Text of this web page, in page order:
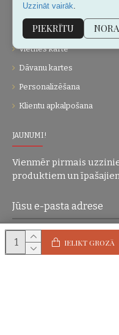
IELIKT GROZĀ
Par mums
Kontakti
Vietnes karte
Dāvanu kartes
Personalizēšana
Klientu apkalpošana
JAUNUMI!
Vienmēr pirmais
produktiem un
Esmu iepazinies(-usies) ar
piekrītu visiem minētajiem
Uzzināt vairāk
PIEKRĪTU